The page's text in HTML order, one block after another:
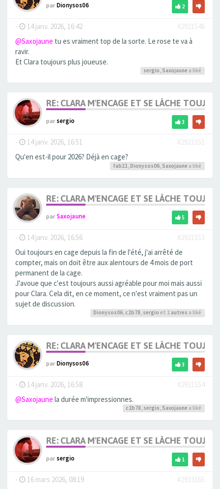
parDionysos06 2
- 14 janv. 2026, 16:42
#2921546
@Saxojaune tu es vraiment top de la sorte. Le rose te va à
ravir.
Et Clara toujours plus joueuse.
sergio, Saxojaune a liké
RE: CLARA M'ENCAGE ET SE LÂCHE
parsergio 3
- 14 janv. 2026, 16:51
#2921551
Qu'en est-il pour 2026? Déjà en cage?
fab21 Dionysos06 Saxojaune a liké
RE: CLARA M'ENCAGE ET SE LÂCHE
parSaxojaune 5
- 14 janv. 2026, 16:56
#2921553
Oui toujours en cage depuis la fin de l'été, j'ai arrêté de
compter, mais on doit être aux alentours de 4 mois de port
permanent de la cage.
J'avoue que c'est toujours aussi agréable pour moi mais aussi
pour Clara. Cela dit, en ce moment, ce n'est vraiment pas un
sujet de discussion.
Dionysos06, c2b78, sergio et 2 autres a liké
RE: CLARA M'ENCAGE ET SE LÂCHE
parDionysos06 3
- 14 janv. 2026, 16:58
#2921554
@Saxojaune la durée m'impressionnes.
c2b78, sergio, Saxojaune a liké
RE: CLARA M'ENCAGE ET SE LÂCHE
parsergio 1
- 16 mars 2026, 08:19
#2933165